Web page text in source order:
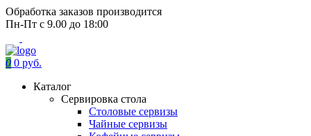
Обработка заказов производится
Пн-Пт с 9.00 до 18:00
0 0 руб.
Каталог
Сервировка стола
Столовые сервизы
Чайные сервизы